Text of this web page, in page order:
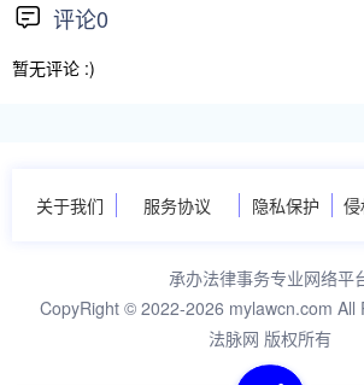
评论0
暂无评论 :)
关于我们 服务协议 隐私保护
承办法律事务专业网络平
CopyRight © 2022-2026 mylawcn.com All
法脉网 版权所有